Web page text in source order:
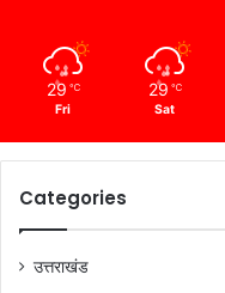
29 ℃
Fri
29 ℃
Sat
Categories
उत्तराखंड